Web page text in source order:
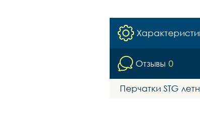
Отзывы 0
Перчатки STG